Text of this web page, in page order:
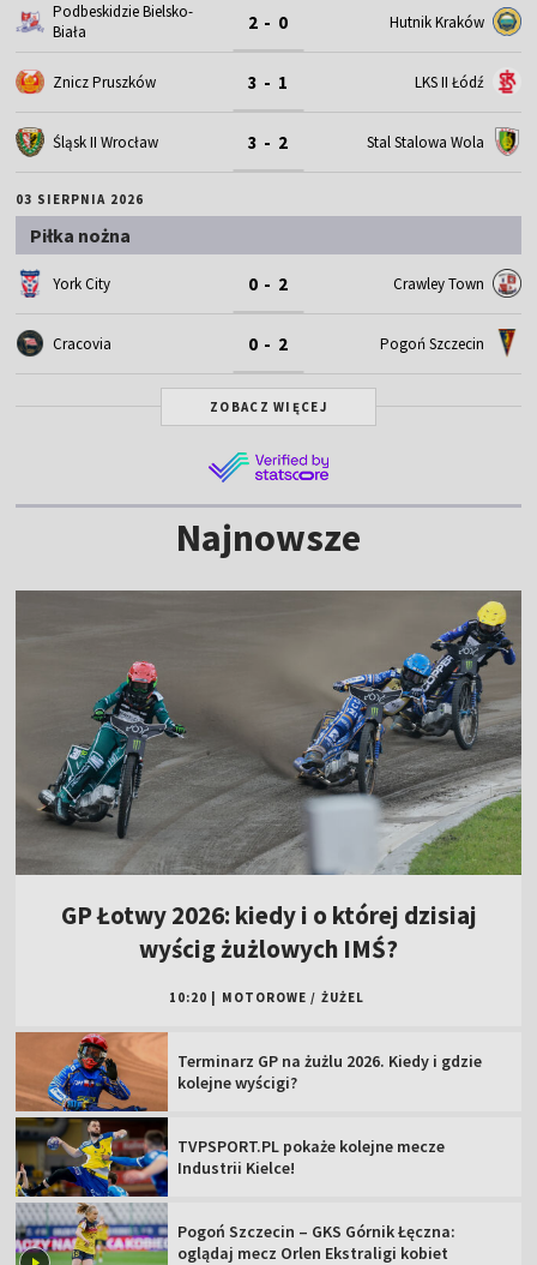
Podbeskidzie Bielsko-
Biała
2 - 0 Hutnik Kraków
Znicz Pruszków 3 - 1 LKS II Łódź
Śląsk II Wrocław 3 - 2 Stal Stalowa Wola
03 SIERPNIA 2026
Piłka nożna
York City 0 - 2 Crawley Town
Cracovia 0 - 2 Pogoń Szczecin
ZOBACZ WIĘCEJ
Najnowsze
GP Łotwy 2026: kiedy i o której dzisiaj
wyścig żużlowych IMŚ?
10:20 MOTOROWE / ŻUŻEL
Terminarz GP na żużlu 2026. Kiedy i gdzie
kolejne wyścigi?
TVPSPORT.PL pokaże kolejne mecze
Industrii Kielce!
Pogoń Szczecin – GKS Górnik Łęczna:
oglądaj mecz Orlen Ekstraligi kobiet